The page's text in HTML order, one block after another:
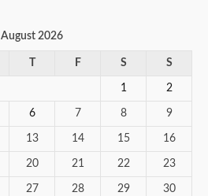
August 2026
F S S
1 2
6 7 8 9
13 14 15 16
20 21 22 23
27 28 29 30